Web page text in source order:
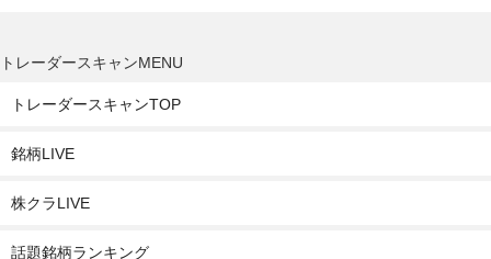
トレーダースキャンMENU
トレーダースキャンTOP
銘柄LIVE
株クラLIVE
話題銘柄ランキング